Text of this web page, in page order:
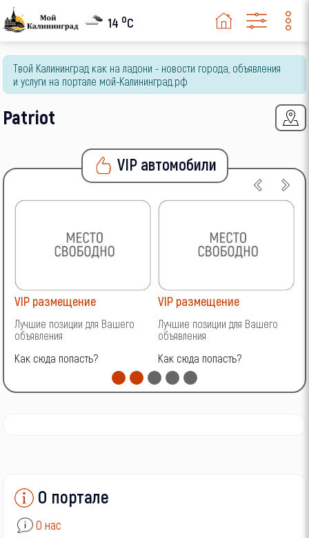
14 oC
Твой Калининград как на ладони - новости города, объявления
и услуги на портале мой-Калининград.рф
Patriot
VIP автомобили
VIP размещение
Лучшие позиции для Вашего
объявления
Как сюда попасть?
VIP размещение
Лучшие позиции для Вашего
объявления
Как сюда попасть?
О портале
О нас